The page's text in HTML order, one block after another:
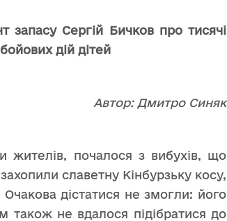
запасу Сергій Бичков про тисячі
дій дітей
Автор: Дмитро Синяк
жителів, почалося з вибухів, що
славетну Кінбурзьку косу,
дістатися не змогли: його
не вдалося підібратися до